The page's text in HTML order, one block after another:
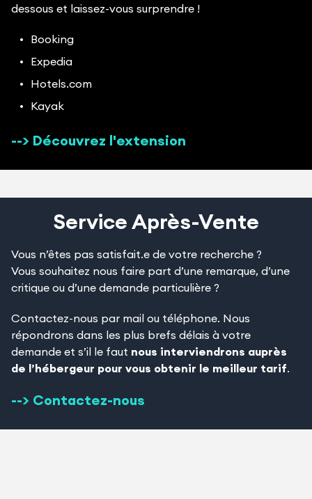
dessous et laissez-vous surprendre !
Booking
Expedia
Hotels.com
Kayak
--> Découvrez l'extension
Service Après-Vente
Vous n’êtes pas satisfait.e de votre recherche ?
Vous souhaitez nous faire part d’une remarque, d’une
critique ou d’une demande particulière ?
Contactez-nous par mail ou téléphone. Nous
répondrons dans les plus brefs délais à votre
demande et s’il le faut nous interviendrons auprès
de l’hébergeur pour vous obtenir le meilleur tarif.
--> Contactez-nous